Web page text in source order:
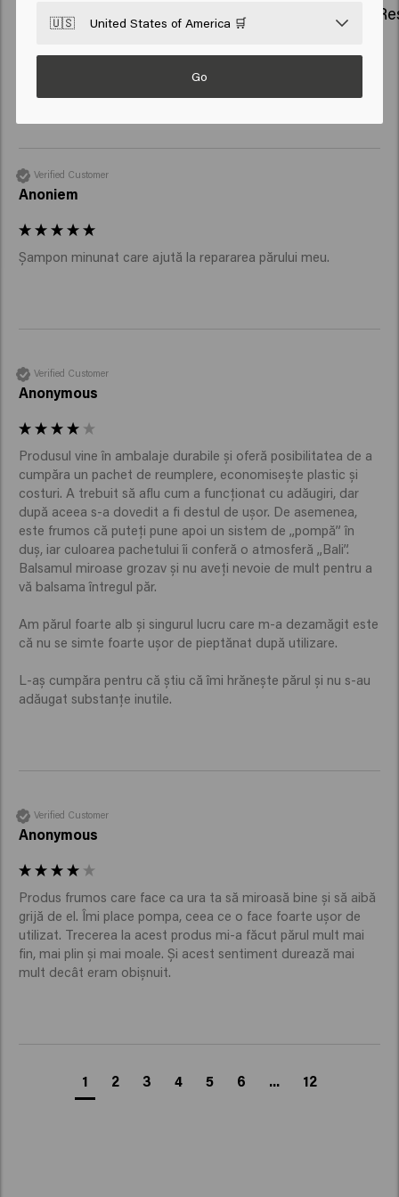
So Pure Restore Conditioner Refill So Pure
Verified Customer
Anoniem
Șampon minunat care ajută la repararea părului meu.
Verified Customer
Anonymous
Produsul vine în ambalaje durabile și oferă posibilitatea de a
cumpăra un pachet de reumplere, economisește plastic și
costuri. A trebuit să aflu cum a funcționat cu adăugiri, dar
după aceea s-a dovedit a fi destul de ușor. De asemenea,
este frumos că puteți pune apoi un sistem de „pompă” în
duș, iar culoarea pachetului îi conferă o atmosferă „Bali”.
Balsamul miroase grozav și nu aveți nevoie de mult pentru a
vă balsama întregul păr.
Am părul foarte alb și singurul lucru care m-a dezamăgit este
că nu se simte foarte ușor de pieptănat după utilizare.
L-aș cumpăra pentru că știu că îmi hrănește părul și nu s-au
adăugat substanțe inutile.
Verified Customer
Anonymous
Produs frumos care face ca ura ta să miroasă bine și să aibă
grijă de el. Îmi place pompa, ceea ce o face foarte ușor de
utilizat. Trecerea la acest produs mi-a făcut părul mult mai
fin, mai plin și mai moale. Și acest sentiment durează mai
mult decât eram obișnuit.
1 2 3 4 5 6 ... 12
🇺🇸 United States of America 🛒
Go